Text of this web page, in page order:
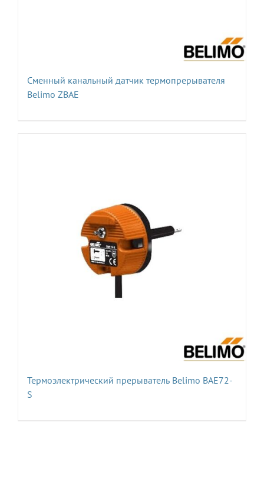
Сменный канальный датчик термопрерывателя
Belimo ZBAE
Термоэлектрический прерыватель Belimo BAE72-
S